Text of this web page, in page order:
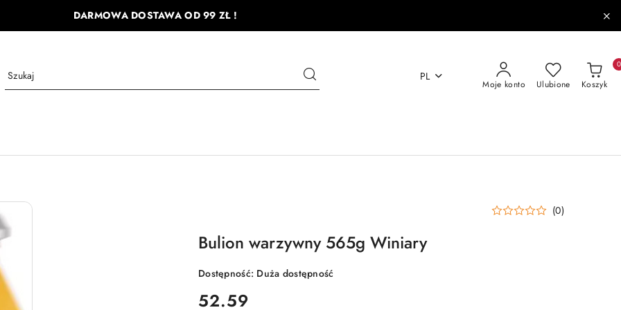
DARMOWA DOSTAWA OD 99 ZŁ !
PL
Moje konto Ulubione Koszyk
0
(0)
Bulion warzywny 565g Winiary
Dostępność: Duża dostępność
cena:
52.59